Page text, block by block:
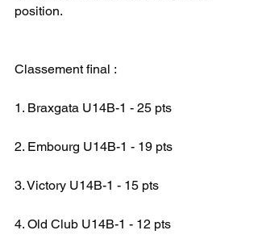
position.
Classement final :
1. Braxgata U14B-1 - 25 pts
2. Embourg U14B-1 - 19 pts
3. Victory U14B-1 - 15 pts
4. Old Club U14B-1 - 12 pts